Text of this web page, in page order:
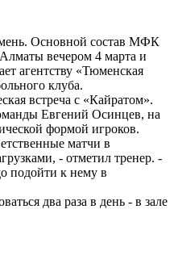
Основной состав МФК
вечером 4 марта и
агентству «Тюменская
клуба.
встреча с «Кайратом».
Евгений Осинцев, на
формой игроков.
матчи в
- отметил тренер. -
подойти к нему в
два раза в день - в зале